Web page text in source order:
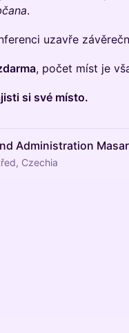
.
uzavře
, počet míst je
si své místo.
Administration
Czechia